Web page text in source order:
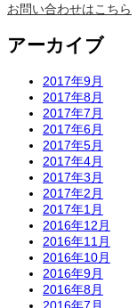
お問い合わせはこちら
アーカイブ
2017年9月
2017年8月
2017年7月
2017年6月
2017年5月
2017年4月
2017年3月
2017年2月
2017年1月
2016年12月
2016年11月
2016年10月
2016年9月
2016年8月
2016年7月